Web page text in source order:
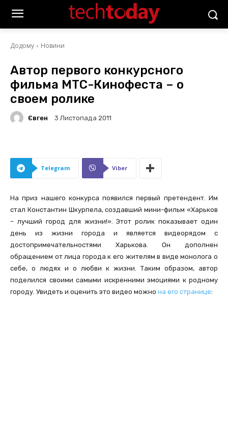
Додому Новини
Автор первого конкурсного
фильма МТС-Кинофеста – о
своем ролике
Євген 3 Листопада 2011
Telegram Viber
На приз нашего конкурса появился первый претендент. Им
стал Константин Шкурпела, создавший мини-фильм «Харьков
– лучший город для жизни!». Этот ролик показывает один
день из жизни города и является видеорядом с
достопримечательностями Харькова. Он дополнен
обращением от лица города к его жителям в виде монолога о
себе, о людях и о любви к жизни. Таким образом, автор
поделился своими самыми искренними эмоциями к родному
городу. Увидеть и оценить это видео можно на его странице: